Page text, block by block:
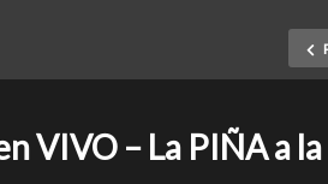
VIVO – La PIÑA a la